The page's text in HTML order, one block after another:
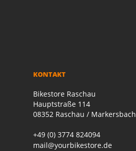
KONTAKT
Bikestore Raschau
Hauptstraße 114
08352 Raschau / Markersbach
+49 (0) 3774 824094
mail@yourbikestore.de